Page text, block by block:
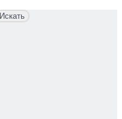
Искать